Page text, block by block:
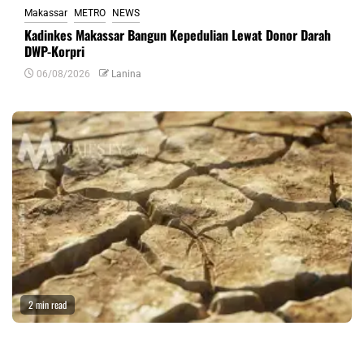
Makassar METRO NEWS
Kadinkes Makassar Bangun Kepedulian Lewat Donor Darah
DWP-Korpri
06/08/2026 Lanina
2 min read